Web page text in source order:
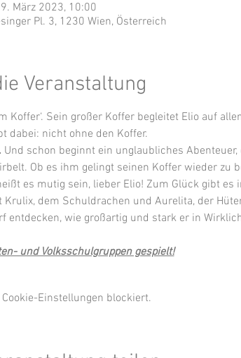
März 2023, 10:00
Pl. 3, 1230 Wien, Österreich
Veranstaltung
Koffer‘. Sein großer Koffer begleitet Elio auf
dabei: nicht ohne den Koffer.
Und schon beginnt ein unglaubliches
Ob es ihm gelingt seinen Koffer wieder zu
es mutig sein, lieber Elio! Zum Glück gibt es
dem Schuldrachen und Aurelita, der
entdecken, wie großartig und stark er in
und Volksschulgruppen gespielt!
Einstellungen blockiert.